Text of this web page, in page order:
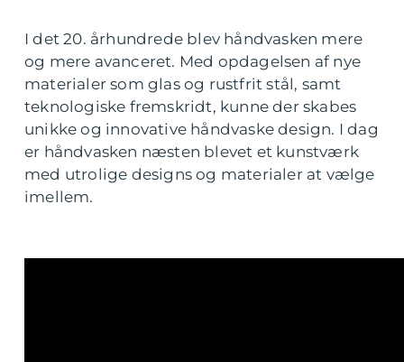
I det 20. århundrede blev håndvasken mere
og mere avanceret. Med opdagelsen af nye
materialer som glas og rustfrit stål, samt
teknologiske fremskridt, kunne der skabes
unikke og innovative håndvaske design. I dag
er håndvasken næsten blevet et kunstværk
med utrolige designs og materialer at vælge
imellem.